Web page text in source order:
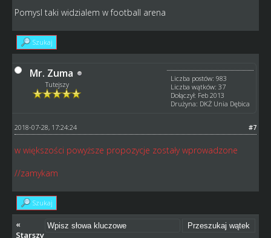
Pomysl taki widzialem w football arena
Szukaj
Mr. Zuma
Tutejszy
Liczba postów: 983
Liczba wątków: 37
Dołączył: Feb 2013
Drużyna: DKŻ Unia Dębica
#7
2018-07-28, 17:24:24
w większości powyższe propozycje zostały wprowadzone
//zamykam
Szukaj
«
Starszy